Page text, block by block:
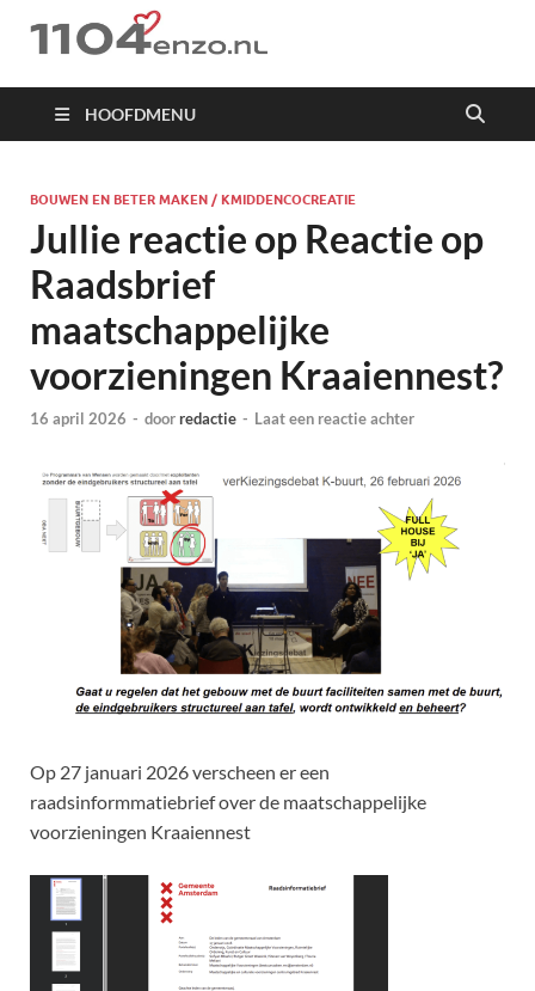
1104 en zo
HOOFDMENU
BOUWEN EN BETER MAKEN / KMIDDENCOCREATIE
Jullie reactie op Reactie op
Raadsbrief
maatschappelijke
voorzieningen Kraaiennest?
16 april 2026 - doorredactie - Laat een reactie achter
Op 27 januari 2026 verscheen er een
raadsinformmatiebrief over de maatschappelijke
voorzieningen Kraaiennest